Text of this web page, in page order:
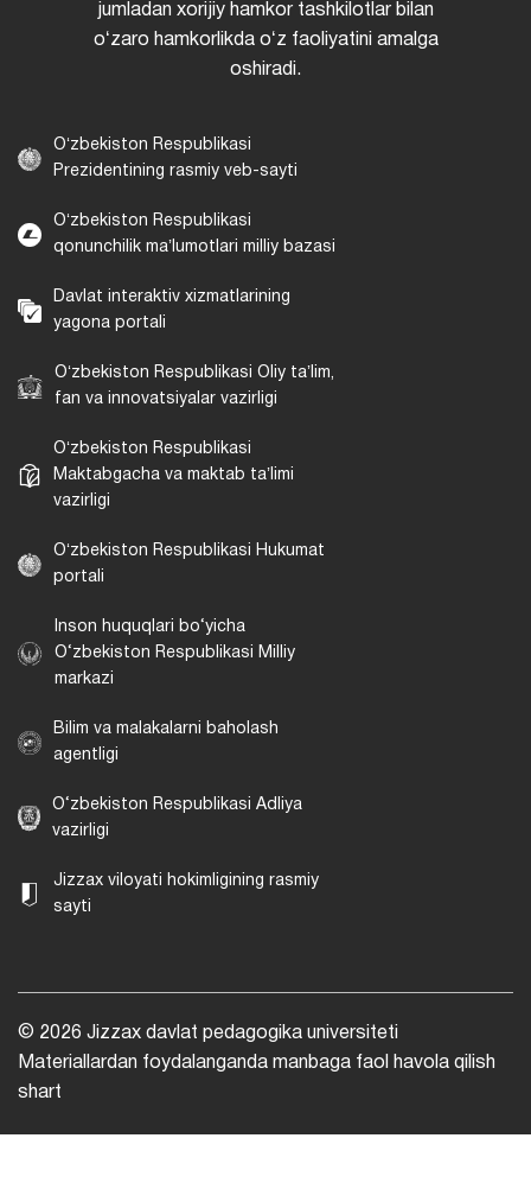
jumladan xorijiy hamkor tashkilotlar bilan
oʻzaro hamkorlikda oʻz faoliyatini amalga
oshiradi.
Oʻzbekiston Respublikasi
Prezidentining rasmiy veb-sayti
Oʻzbekiston Respublikasi
qonunchilik maʼlumotlari milliy bazasi
Davlat interaktiv xizmatlarining
yagona portali
Oʻzbekiston Respublikasi Oliy taʼlim,
fan va innovatsiyalar vazirligi
Oʻzbekiston Respublikasi
Maktabgacha va maktab taʼlimi
vazirligi
Oʻzbekiston Respublikasi Hukumat
portali
Inson huquqlari bo‘yicha
O‘zbekiston Respublikasi Milliy
markazi
Bilim va malakalarni baholash
agentligi
O‘zbekiston Respublikasi Adliya
vazirligi
Jizzax viloyati hokimligining rasmiy
sayti
© 2026 Jizzax davlat pedagogika universiteti
Materiallardan foydalanganda manbaga faol havola qilish
shart